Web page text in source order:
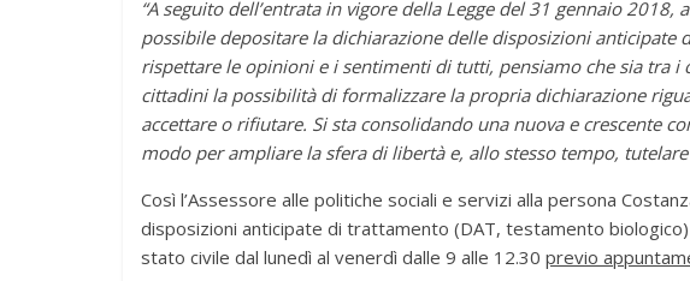
“A seguito dell’entrata in vigore della Legge del 31 gennaio
possibile depositare la dichiarazione delle disposizioni anticipate
rispettare le opinioni e i sentimenti di tutti, pensiamo che sia tra
cittadini la possibilità di formalizzare la propria dichiarazione
accettare o rifiutare. Si sta consolidando una nuova e crescente
modo per ampliare la sfera di libertà e, allo stesso tempo,
Così l’Assessore alle politiche sociali e servizi alla persona
disposizioni anticipate di trattamento (DAT, testamento
stato civile dal lunedì al venerdì dalle 9 alle 12.30 previo